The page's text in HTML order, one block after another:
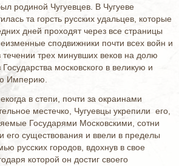
родиной Чугуевцев. В Чугуеве
та горсть русских удальцев, которые
дней проходят через все страницы
сподвижники почти всех войн и
течении трех минувших веков на долю
московского в великую и
Империю.
в степи, почти за окраинами
местечко, Чугуевцы укрепили его,
Государями Московскими, сотни
его существования и ввели в пределы
русских городов, вдохнув в свое
которой он достиг своего